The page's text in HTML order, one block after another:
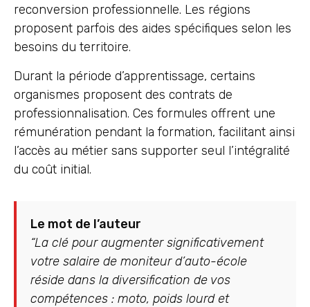
reconversion professionnelle. Les régions
proposent parfois des aides spécifiques selon les
besoins du territoire.
Durant la période d’apprentissage, certains
organismes proposent des contrats de
professionnalisation. Ces formules offrent une
rémunération pendant la formation, facilitant ainsi
l’accès au métier sans supporter seul l’intégralité
du coût initial.
Le mot de l’auteur
“La clé pour augmenter significativement
votre salaire de moniteur d’auto-école
réside dans la diversification de vos
compétences : moto, poids lourd et